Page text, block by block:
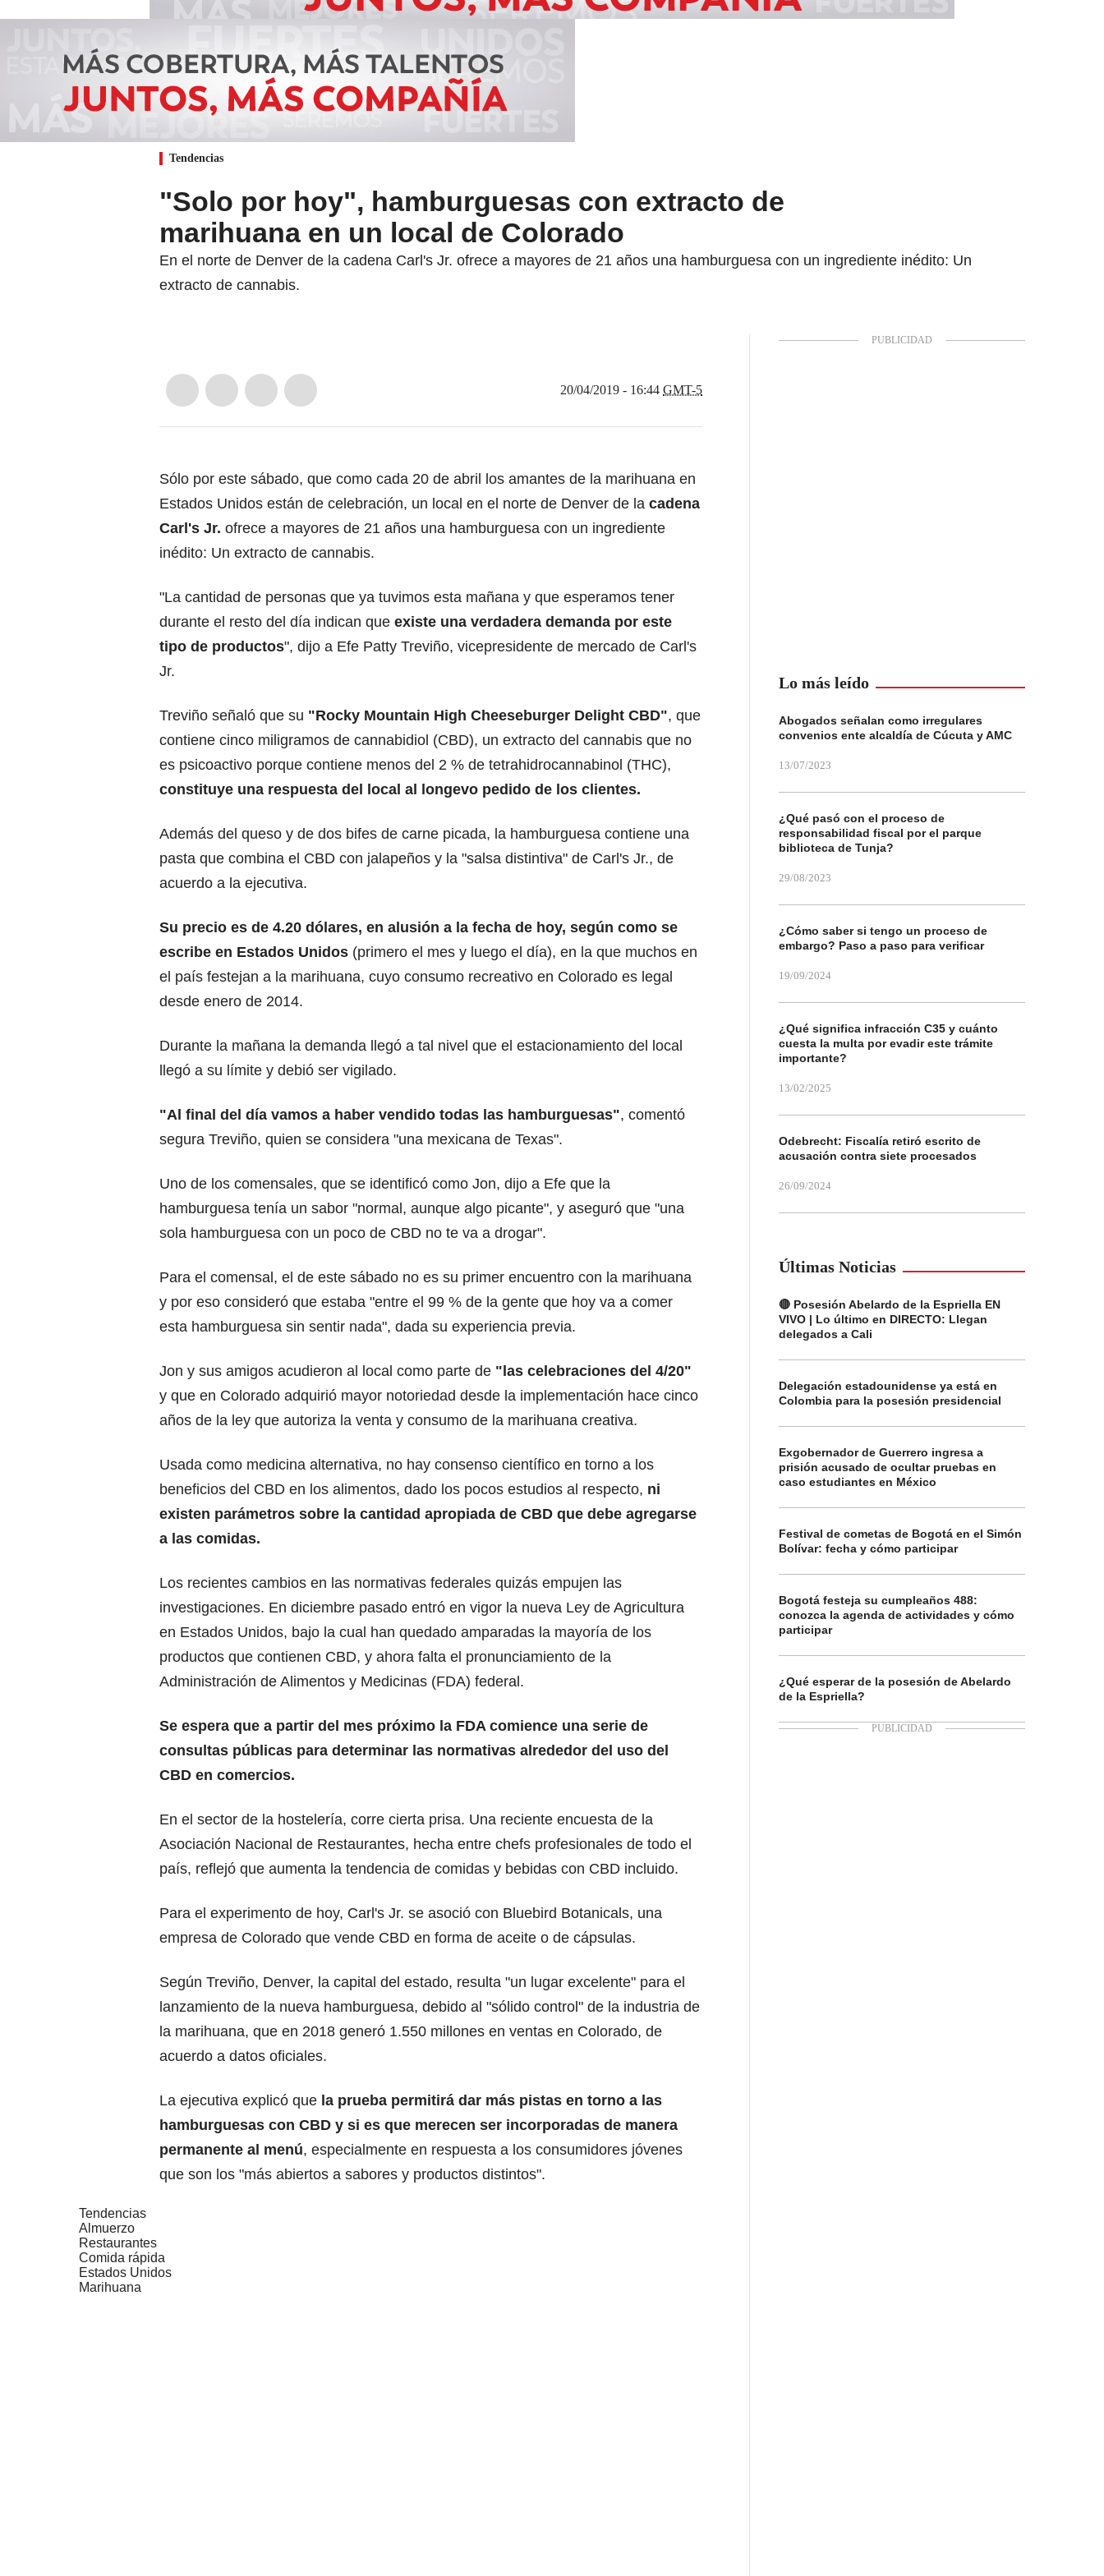
Tendencias
"Solo por hoy", hamburguesas con extracto de
marihuana en un local de Colorado
En el norte de Denver de la cadena Carl's Jr. ofrece a mayores de 21 años una hamburguesa con un ingrediente inédito: Un
extracto de cannabis.
20/04/2019 - 16:44 GMT-5
Sólo por este sábado, que como cada 20 de abril los amantes de la marihuana en
Estados Unidos están de celebración, un local en el norte de Denver de la cadena
Carl's Jr. ofrece a mayores de 21 años una hamburguesa con un ingrediente
inédito: Un extracto de cannabis.
"La cantidad de personas que ya tuvimos esta mañana y que esperamos tener
durante el resto del día indican que existe una verdadera demanda por este
tipo de productos", dijo a Efe Patty Treviño, vicepresidente de mercado de Carl's
Jr.
Treviño señaló que su "Rocky Mountain High Cheeseburger Delight CBD", que
contiene cinco miligramos de cannabidiol (CBD), un extracto del cannabis que no
es psicoactivo porque contiene menos del 2 % de tetrahidrocannabinol (THC),
constituye una respuesta del local al longevo pedido de los clientes.
Además del queso y de dos bifes de carne picada, la hamburguesa contiene una
pasta que combina el CBD con jalapeños y la "salsa distintiva" de Carl's Jr., de
acuerdo a la ejecutiva.
Su precio es de 4.20 dólares, en alusión a la fecha de hoy, según como se
escribe en Estados Unidos (primero el mes y luego el día), en la que muchos en
el país festejan a la marihuana, cuyo consumo recreativo en Colorado es legal
desde enero de 2014.
Durante la mañana la demanda llegó a tal nivel que el estacionamiento del local
llegó a su límite y debió ser vigilado.
"Al final del día vamos a haber vendido todas las hamburguesas", comentó
segura Treviño, quien se considera "una mexicana de Texas".
Uno de los comensales, que se identificó como Jon, dijo a Efe que la
hamburguesa tenía un sabor "normal, aunque algo picante", y aseguró que "una
sola hamburguesa con un poco de CBD no te va a drogar".
Para el comensal, el de este sábado no es su primer encuentro con la marihuana
y por eso consideró que estaba "entre el 99 % de la gente que hoy va a comer
esta hamburguesa sin sentir nada", dada su experiencia previa.
Jon y sus amigos acudieron al local como parte de "las celebraciones del 4/20"
y que en Colorado adquirió mayor notoriedad desde la implementación hace cinco
años de la ley que autoriza la venta y consumo de la marihuana creativa.
Usada como medicina alternativa, no hay consenso científico en torno a los
beneficios del CBD en los alimentos, dado los pocos estudios al respecto, ni
existen parámetros sobre la cantidad apropiada de CBD que debe agregarse
a las comidas.
Los recientes cambios en las normativas federales quizás empujen las
investigaciones. En diciembre pasado entró en vigor la nueva Ley de Agricultura
en Estados Unidos, bajo la cual han quedado amparadas la mayoría de los
productos que contienen CBD, y ahora falta el pronunciamiento de la
Administración de Alimentos y Medicinas (FDA) federal.
Se espera que a partir del mes próximo la FDA comience una serie de
consultas públicas para determinar las normativas alrededor del uso del
CBD en comercios.
En el sector de la hostelería, corre cierta prisa. Una reciente encuesta de la
Asociación Nacional de Restaurantes, hecha entre chefs profesionales de todo el
país, reflejó que aumenta la tendencia de comidas y bebidas con CBD incluido.
Para el experimento de hoy, Carl's Jr. se asoció con Bluebird Botanicals, una
empresa de Colorado que vende CBD en forma de aceite o de cápsulas.
Según Treviño, Denver, la capital del estado, resulta "un lugar excelente" para el
lanzamiento de la nueva hamburguesa, debido al "sólido control" de la industria de
la marihuana, que en 2018 generó 1.550 millones en ventas en Colorado, de
acuerdo a datos oficiales.
La ejecutiva explicó que la prueba permitirá dar más pistas en torno a las
hamburguesas con CBD y si es que merecen ser incorporadas de manera
permanente al menú, especialmente en respuesta a los consumidores jóvenes
que son los "más abiertos a sabores y productos distintos".
Tendencias
Almuerzo
Restaurantes
Comida rápida
Estados Unidos
Marihuana
Lo más leído
Abogados señalan como irregulares
convenios ente alcaldía de Cúcuta y AMC
13/07/2023
¿Qué pasó con el proceso de
responsabilidad fiscal por el parque
biblioteca de Tunja?
29/08/2023
¿Cómo saber si tengo un proceso de
embargo? Paso a paso para verificar
19/09/2024
¿Qué significa infracción C35 y cuánto
cuesta la multa por evadir este trámite
importante?
13/02/2025
Odebrecht: Fiscalía retiró escrito de
acusación contra siete procesados
26/09/2024
Últimas Noticias
🔴 Posesión Abelardo de la Espriella EN
VIVO | Lo último en DIRECTO: Llegan
delegados a Cali
Delegación estadounidense ya está en
Colombia para la posesión presidencial
Exgobernador de Guerrero ingresa a
prisión acusado de ocultar pruebas en
caso estudiantes en México
Festival de cometas de Bogotá en el Simón
Bolívar: fecha y cómo participar
Bogotá festeja su cumpleaños 488:
conozca la agenda de actividades y cómo
participar
¿Qué esperar de la posesión de Abelardo
de la Espriella?